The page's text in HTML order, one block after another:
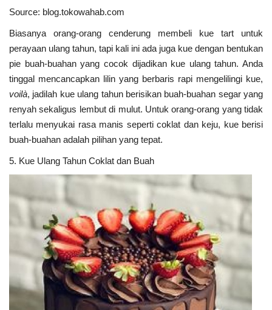
Source: blog.tokowahab.com
Biasanya orang-orang cenderung membeli kue tart untuk
perayaan ulang tahun, tapi kali ini ada juga kue dengan bentukan
pie buah-buahan yang cocok dijadikan kue ulang tahun. Anda
tinggal mencancapkan lilin yang berbaris rapi mengelilingi kue,
voilà, jadilah kue ulang tahun berisikan buah-buahan segar yang
renyah sekaligus lembut di mulut. Untuk orang-orang yang tidak
terlalu menyukai rasa manis seperti coklat dan keju, kue berisi
buah-buahan adalah pilihan yang tepat.
5. Kue Ulang Tahun Coklat dan Buah